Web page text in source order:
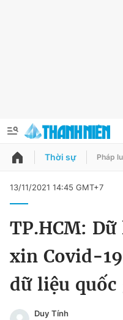
QUẢNG CÁO
Chào ngày mới
Đổi mật khẩu
Tin đã lưu
Tin đã xem
Đăng xuất
Thời sự Pháp
13/11/2021 14:45 GMT+7
TP.HCM:
xin Covid-
dữ liệu quốc
Duy Tính